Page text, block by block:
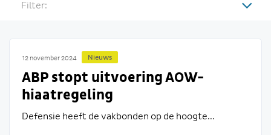
Filter:
12 november 2024 Nieuws
ABP stopt uitvoering AOW-
hiaatregeling
Defensie heeft de vakbonden op de hoogte...